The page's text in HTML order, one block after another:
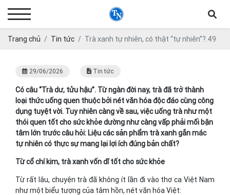
Trang chủ Tin tức Trà xanh tự nhiên, có thật “tự nhiên”?.49
29/06/2026 Tin tức
Có câu “Trà dư, tửu hậu”. Từ ngàn đời nay, trà đã trở thành
loại thức uống quen thuộc bởi nét văn hóa độc đáo cùng công
dụng tuyệt vời. Tuy nhiên càng về sau, việc uống trà như một
thói quen tốt cho sức khỏe dường như càng vấp phải mối bận
tâm lớn trước câu hỏi: Liệu các sản phẩm trà xanh gắn mác
tự nhiên có thực sự mang lại lợi ích đúng bản chất?
Từ cổ chí kim, trà xanh vốn dĩ tốt cho sức khỏe
Từ rất lâu, chuyện trà đã không ít lần đi vào thơ ca Việt Nam
như một biểu tượng của tâm hồn, nét văn hóa Việt: